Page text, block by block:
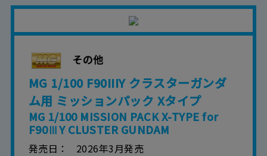
MG 1/100 F90IIIY クラスターガンダ
ム用 ミッションパック Xタイプ
MG 1/100 MISSION PACK X-TYPE for
F90ⅢY CLUSTER GUNDAM
発売日 2026年3月発売